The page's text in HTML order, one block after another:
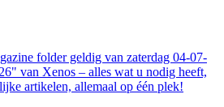
folder geldig van zaterdag 04-07-
van Xenos – alles wat u nodig heeft,
artikelen, allemaal op één plek!